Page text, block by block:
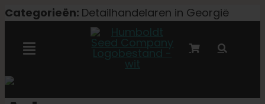
Overslaan
inhoud
Categorieën: Detailhandelaren in Georgië
Navigatie